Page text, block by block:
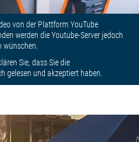
von der Plattform YouTube
werden die Youtube-Server jedoch
wünschen.
Sie, dass Sie die
gelesen und akzeptiert haben.